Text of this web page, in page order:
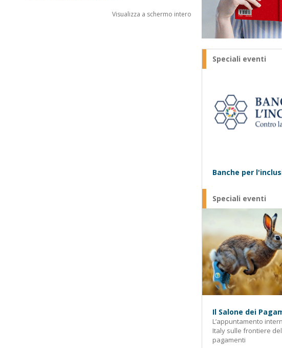
Visualizza a schermo intero
Speciali eventi
Banche per
Speciali eventi
Il Salone dei
L’appuntamento
Italy sulle frontiere
pagamenti